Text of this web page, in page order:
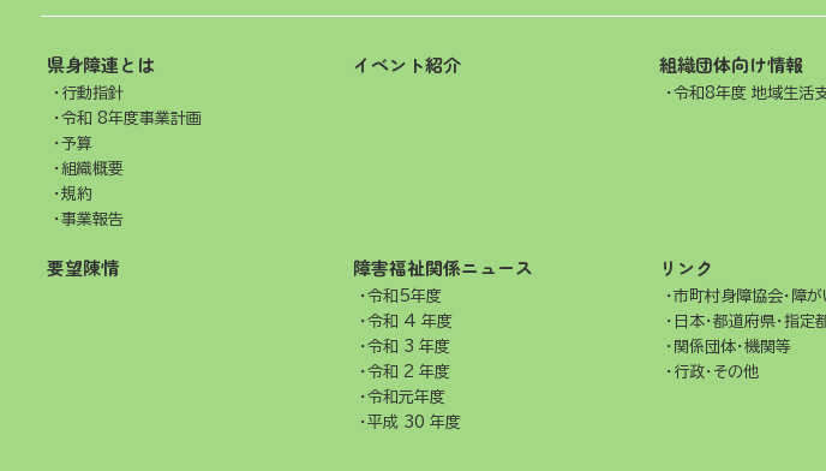
県身障連とは
行動指針
令和 8年度事業計画
予算
組織概要
規約
事業報告
イベント紹介 組織団体向け情報
令和8年度 地域生活支援
要望陳情 障害福祉関係ニュース
令和5年度
令和 4 年度
令和 3 年度
令和 2 年度
令和元年度
平成 30 年度
リンク
市町村身障協会・障
日本・都道府県・指定都
関係団体・機関等
行政・その他